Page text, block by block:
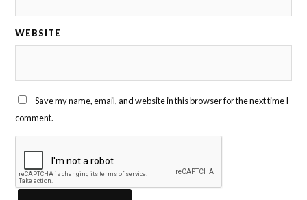
WEBSITE
Save my name, email, and website in this browser for the next time I
comment.